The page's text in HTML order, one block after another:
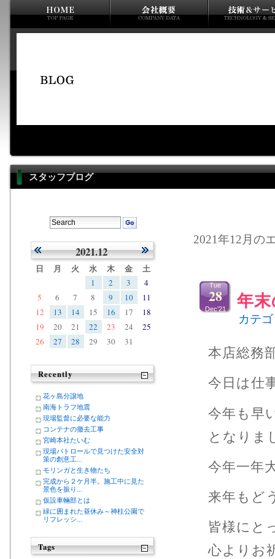
スタッフブログ
2021年12月の
年
Tue
28
Dec’21
カテ
本店総務
今日は仕
今年も早
となりま
今年一年
来年もど
皆様にと
心よりお
2021.12
日 月 火 水 木 金 土
1 2 3
4
5
6 7 8 9 10
11
12
13 14 15 16 17
18
19
20 21 22 23 24
25
26
27 28 29 30 31
Recently
花ヶ島分譲地
南海トラフ地震
現場監督に必要な能力
コンテナの撤去工事
宮崎本社たいむ
現場パトロールで見つけた安全対
策の創意工...
モリンガと生き物たち
完成から２ケ月半。施工中に見た
景色を振り...
仮設車輛部とは
緑に囲まれた昼休み～神柱公園で
リフレッシ...
Tags